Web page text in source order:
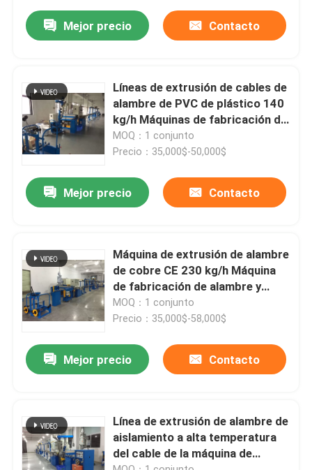
Productos
Los vídeos
Sobre nosotros
Control de calidad
Solicitar una cita
Máquina de extrusión de cables
Máquina de extrusión de alambre
Mejor precio Contacto
Líneas de extrusión de cables de
alambre de PVC de plástico 140
kg/h Máquinas de fabricación de
alambre
MOQ：1 conjunto
Precio：35,000$-50,000$
Mejor precio Contacto
Máquina de extrusión de alambre
de cobre CE 230 kg/h Máquina
de fabricación de alambre y
cable eléctrico
MOQ：1 conjunto
Precio：35,000$-58,000$
Mejor precio Contacto
Línea de extrusión de alambre de
aislamiento a alta temperatura
del cable de la máquina de